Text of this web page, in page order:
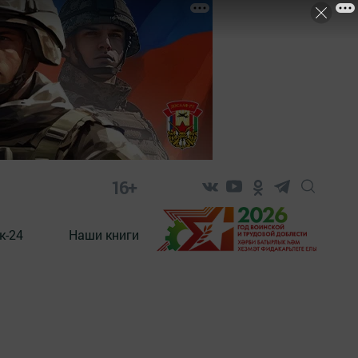
16+
24 Наши книги